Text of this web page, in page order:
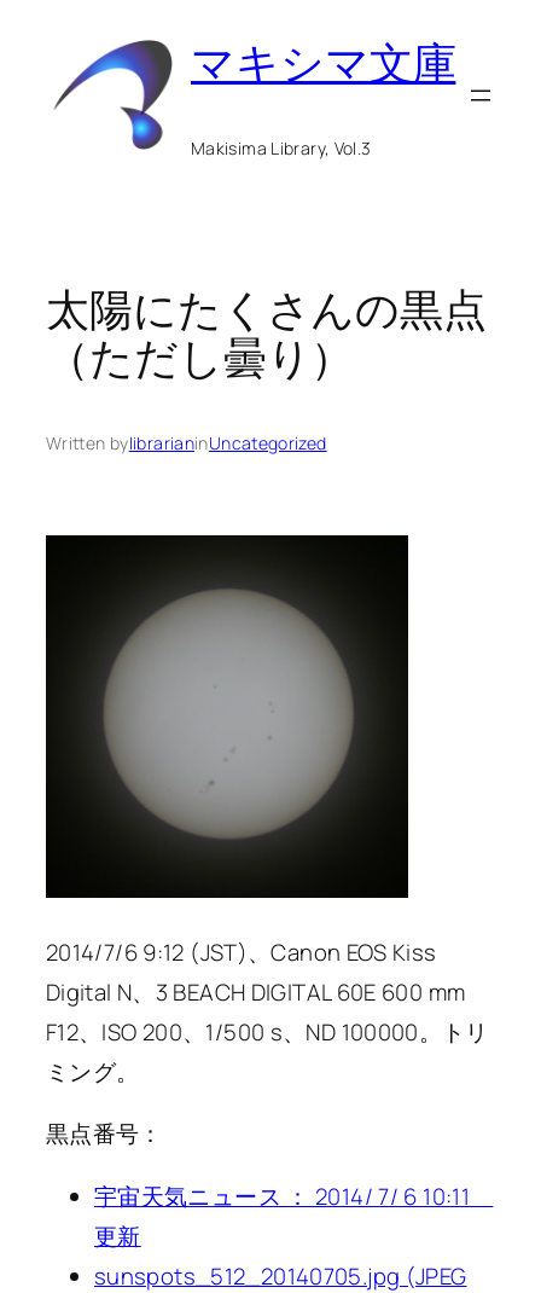
マキシマ文庫
Makisima Library, Vol.3
太陽にたくさんの黒点
（ただし曇り）
Written bylibrarianinUncategorized
2014/7/6 9:12 (JST)、Canon EOS Kiss
Digital N、3 BEACH DIGITAL 60E 600 mm
F12、ISO 200、1/500 s、ND 100000。トリ
ミング。
黒点番号：
宇宙天気ニュース ： 2014/ 7/ 6 10:11
更新
sunspots_512_20140705.jpg (JPEG